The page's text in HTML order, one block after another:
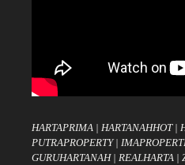
HARTAPRIMA | HARTANAHHOT|
PUTRAPROPERTY|
GURUHARTANAH| REALHARTA |